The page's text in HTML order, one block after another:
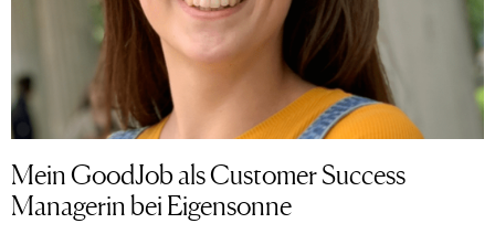
Mein GoodJob als Customer Success
Managerin bei Eigensonne